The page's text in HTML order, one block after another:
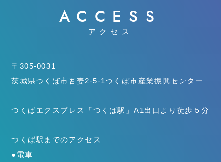
ACCESS
アクセス
〒305-0031
茨城県つくば市吾妻2-5-1つくば市産業振興センター
つくばエクスプレス「つくば駅」A1出口より徒歩５分
つくば駅までのアクセス
●電車